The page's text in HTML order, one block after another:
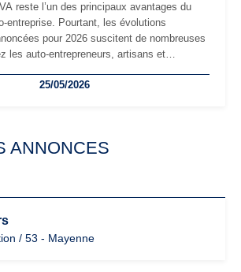
reste l’un des principaux avantages du
entreprise. Pourtant, les évolutions
pour 2026 suscitent de nombreuses
les auto-entrepreneurs, artisans et
de bascule vers la TVA : les règles
25/05/2026
ANNONCES
/ 53 - Mayenne